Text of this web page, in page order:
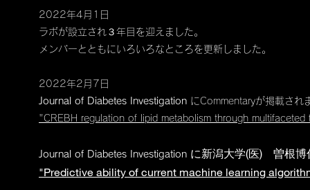
2022年4月1日
ラボが設立され３年目を迎えました。
メンバーとともにいろいろなところを更新しました。
2022年2月7日
Journal of Diabetes Investigation にCommentaryが掲載され
"CREBH regulation of lipid metabolism through
Journal of Diabetes Investigation に新潟大学(医) 曽根博
"Predictive ability of current machine learning